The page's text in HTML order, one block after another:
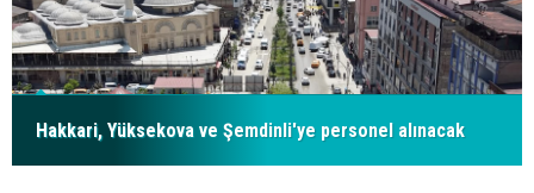
Hakkari, Yüksekova ve Şemdinli'ye personel alınacak